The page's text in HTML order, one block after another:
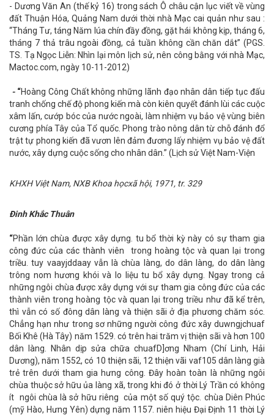
- Dương Văn An (thế kỷ 16) trong sách Ô châu cận lục viết về vùng
đất Thuận Hóa, Quảng Nam dưới thời nhà Mạc cai quản như sau :
“Tháng Tư, táng Năm lúa chín đầy đồng, gặt hái không kịp, tháng 6,
tháng 7 thả trâu ngoài đồng, cả tuần không cần chăn dắt” (PGS.
TS. Tạ Ngọc Liễn: Nhìn lại môn lịch sử, nên công bằng với nhà Mạc,
Mactoc.com, ngày 10-11-2012)
- “Hoàng Công Chất không những lãnh đạo nhân dân tiếp tục đấu
tranh chống chế độ phong kiến mà còn kiên quyết đánh lùi các cuộc
xâm lấn, cướp bóc của nước ngoài, làm nhiệm vụ bảo vệ vùng biên
cương phía Tây của Tổ quốc. Phong trào nông dân từ chỗ đánh đổ
trật tự phong kiến đã vươn lên đảm đương lấy nhiệm vụ bảo vệ đất
nước, xây dựng cuộc sống cho nhân dân.” (Lịch sử Việt Nam-Viện
KHXH Việt Nam, NXB Khoa họcxã hội, 1971, tr. 329
Đinh Khắc Thuân
“Phần lớn chùa được xây dựng. tu bổ thời kỳ này có sự tham gia
công đức của các thành viên trong hoàng tộc và quan lại trong
triều. tuy vaayjddaay vẫn là chùa làng, do dân làng, do dân làng
trông nom hương khói và lo liệu tu bổ xây dựng. Ngay trong cả
những ngôi chùa được xây dựng với sự tham gia công đức của các
thành viên trong hoàng tộc và quan lại trong triều như đã kể trên,
thì vẫn có số đông dân làng và thiện sãi ở địa phương chăm sóc.
Chẳng hạn như trong sơ những người công đức xây duwngjchuaf
Bối Khê (Hà Tây) năm 1529. có trên hai trăm vị thiện sãi và hơn 100
dân làng. Nhân dịp sửa chữa chuafD]ơng Nham (Chí Linh, Hải
Dương), năm 1552, có 10 thiện sãi, 12 thiện vãi vaf105 dân làng già
trẻ trên dưới tham gia hưng công. Đây hoàn toàn là những ngôi
chùa thuộc sở hữu ủa làng xã, trong khi đó ở thời Lý Trần có không
ít ngôi chùa là sở hữu riêng của một số quý tộc. chùa Diên Phúc
(mỹ Hào, Hưng Yên) dựng năm 1157. niên hiệu Đại Định 11 thời Lý